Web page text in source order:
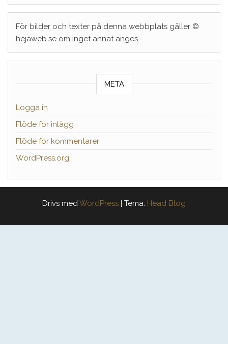
För bilder och texter på denna webbplats gäller ©
hejaweb.se om inget annat anges.
META
Logga in
Flöde för inlägg
Flöde för kommentarer
WordPress.org
Drivs medWordPress Tema: Head Blog